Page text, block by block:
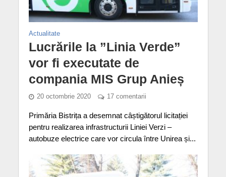
Actualitate
Lucrările la ”Linia Verde”
vor fi executate de
compania MIS Grup Anieș
20 octombrie 2020 17 comentarii
Primăria Bistrița a desemnat câștigătorul licitației
pentru realizarea infrastructurii Liniei Verzi –
autobuze electrice care vor circula între Unirea și...